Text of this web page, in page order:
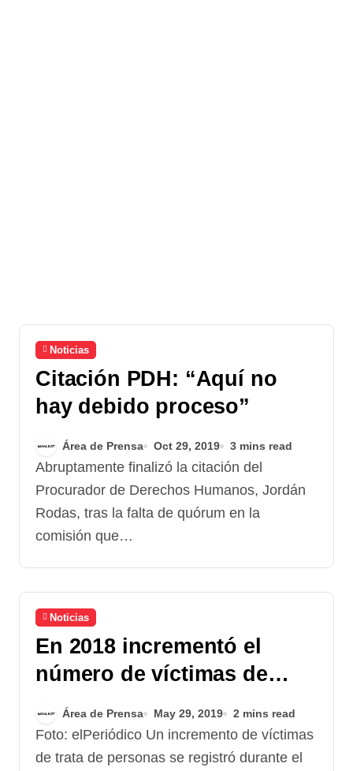
Noticias
Citación PDH: “Aquí no
hay debido proceso”
Área de Prensa Oct 29, 2019 3 mins read
Abruptamente finalizó la citación del
Procurador de Derechos Humanos, Jordán
Rodas, tras la falta de quórum en la
comisión que…
Noticias
En 2018 incrementó el
número de víctimas de
trata de personas
Área de Prensa May 29, 2019 2 mins read
Foto: elPeriódico Un incremento de víctimas
de trata de personas se registró durante el